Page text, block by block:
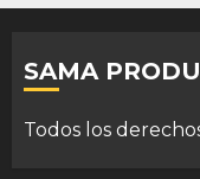
SAMA
Todos los